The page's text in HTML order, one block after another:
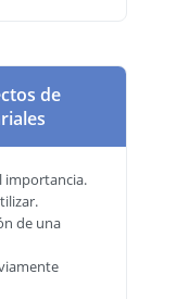
de
importancia.
de una